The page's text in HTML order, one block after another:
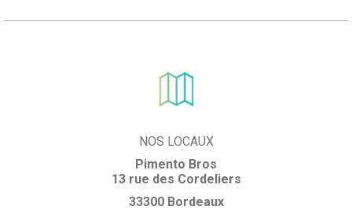
NOS LOCAUX
Pimento Bros
13 rue des Cordeliers
33300 Bordeaux